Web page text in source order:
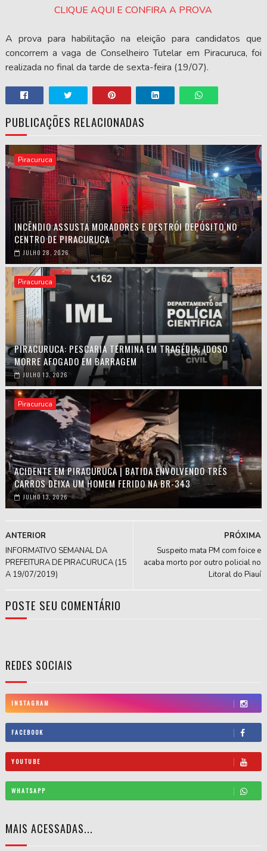
CLIQUE AQUI E CONFIRA A PROVA
A prova para habilitação na eleição para candidatos que
concorrem a vaga de Conselheiro Tutelar em Piracuruca, foi
realizada no final da tarde de sexta-feira (19/07).
PUBLICAÇÕES RELACIONADAS
Piracuruca
INCÊNDIO ASSUSTA MORADORES E DESTRÓI DEPÓSITO NO
CENTRO DE PIRACURUCA
JULHO 28, 2026
Piracuruca
PIRACURUCA: PESCARIA TERMINA EM TRAGÉDIA; IDOSO
MORRE AFOGADO EM BARRAGEM
JULHO 13, 2026
Piracuruca
ACIDENTE EM PIRACURUCA | BATIDA ENVOLVENDO TRÊS
CARROS DEIXA UM HOMEM FERIDO NA BR-343
JULHO 13, 2026
PRÓXIMA
Suspeito mata PM com foice e
acaba morto por outro policial no
Litoral do Piauí
ANTERIOR
INFORMATIVO SEMANAL DA
PREFEITURA DE PIRACURUCA (15
A 19/07/2019)
POSTE SEU COMENTÁRIO
REDES SOCIAIS
INSTAGRAM
FACEBOOK
YOUTUBE
WHATSAPP
MAIS ACESSADAS...